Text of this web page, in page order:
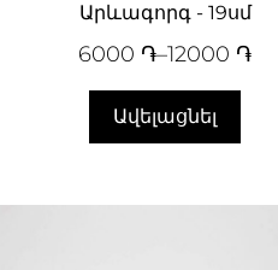
Արևագորգ - 19սմ
6000 ֏–12000 ֏
Ավելացնել